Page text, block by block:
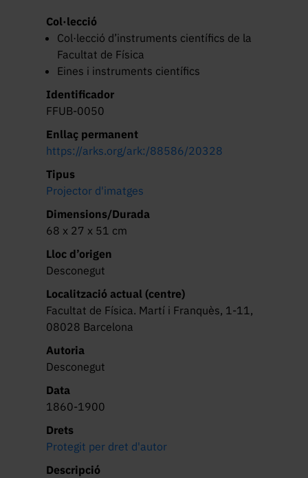
Col·lecció
Col·lecció d’instruments científics de la
Facultat de Física
Eines i instruments científics
Identificador
FFUB-0050
Enllaç permanent
https://arks.org/ark:/88586/20328
Tipus
Projector d'imatges
Dimensions/Durada
68 x 27 x 51 cm
Lloc d’origen
Desconegut
Localització actual (centre)
Facultat de Física. Martí i Franquès, 1-11,
08028 Barcelona
Autoria
Desconegut
Data
1860-1900
Drets
Protegit per dret d'autor
Descripció